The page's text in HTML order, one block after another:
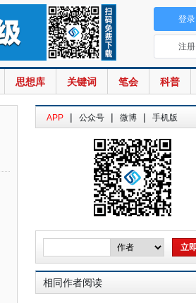
思想库 关键词 笔会 科普
登录
注册
APP | 公众号 | 微博 | 手机版
相同作者阅读